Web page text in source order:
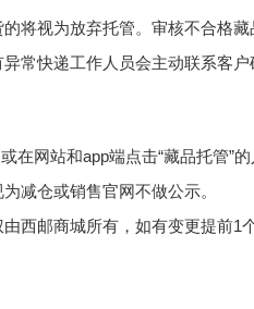
将视为放弃托管。审核不合格藏
常快递工作人员会主动联系客
或在网站和app端点击“藏品托管”
减仓或销售官网不做公示。
西邮商城所有，如有变更提前1